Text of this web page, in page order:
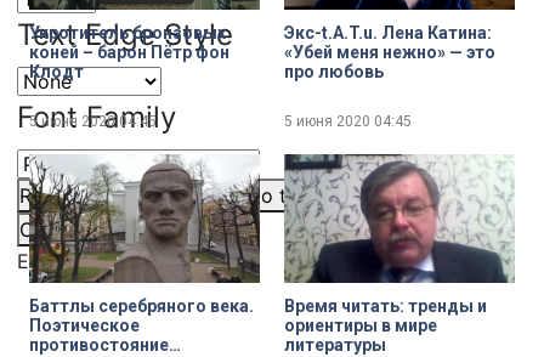
Text Edge Style
Font Family
Resetrestore all settings to the default values Done
Close Modal Dialog
End of dialog window.
Укротитель бронзовых
коней – барон Пётр фон
Клодт
5 июня 202004:45
Экс-t.A.T.u. Лена Катина:
«Убей меня нежно» — это
про любовь
5 июня 2020 04:45
Баттлы серебряного века.
Поэтическое
противостояние
Время читать: тренды и
ориентиры в мире
литературы